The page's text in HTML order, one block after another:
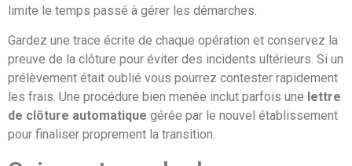
limite le temps passé à gérer les démarches.
Gardez une trace écrite de chaque opération et conservez la
preuve de la clôture pour éviter des incidents ultérieurs. Si un
prélèvement était oublié vous pourrez contester rapidement
les frais. Une procédure bien menée inclut parfois une lettre
de clôture automatique gérée par le nouvel établissement
pour finaliser proprement la transition.